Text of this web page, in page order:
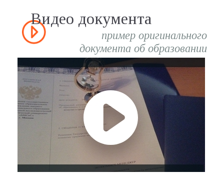
Видео документа
пример оригинального
документа об образовании